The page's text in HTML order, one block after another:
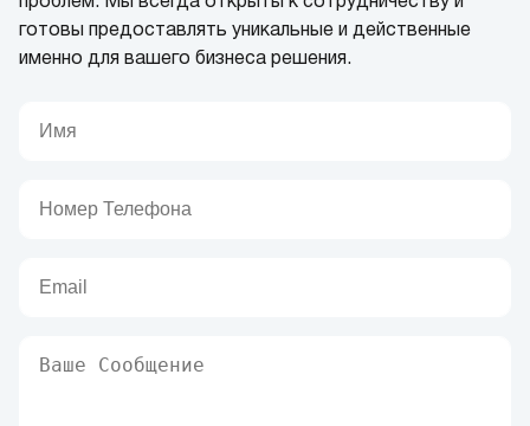
готовы предоставлять уникальные и действенные
именно для вашего бизнеса решения.